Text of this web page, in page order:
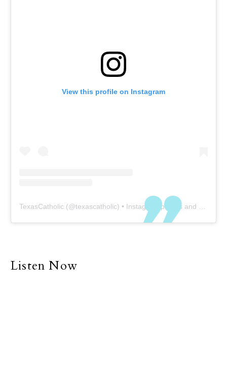
View this profile on Instagram
TexasCatholic (@texascatholic) • Instagram photos and videos
Listen Now